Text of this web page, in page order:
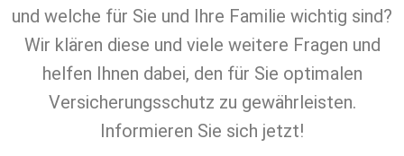
und welche für Sie und Ihre Familie wichtig sind?
Wir klären diese und viele weitere Fragen und
helfen Ihnen dabei, den für Sie optimalen
Versicherungsschutz zu gewährleisten.
Informieren Sie sich jetzt!